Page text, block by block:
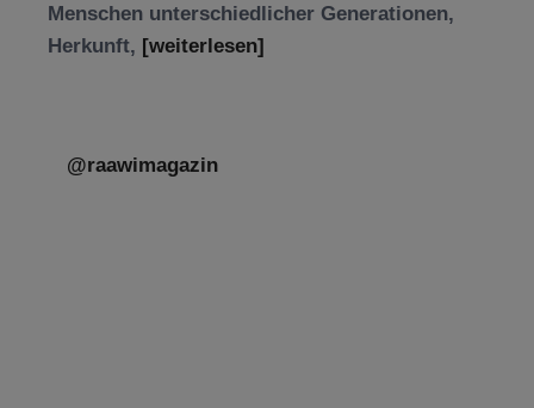
Menschen unterschiedlicher Generationen,
Herkunft, [weiterlesen]
@raawimagazin